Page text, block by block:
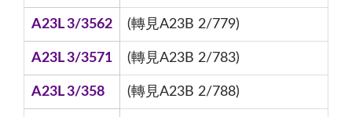
A23L 3/3562 (轉見A23B 2/779)
A23L 3/3571 (轉見A23B 2/783)
A23L 3/358 (轉見A23B 2/788)